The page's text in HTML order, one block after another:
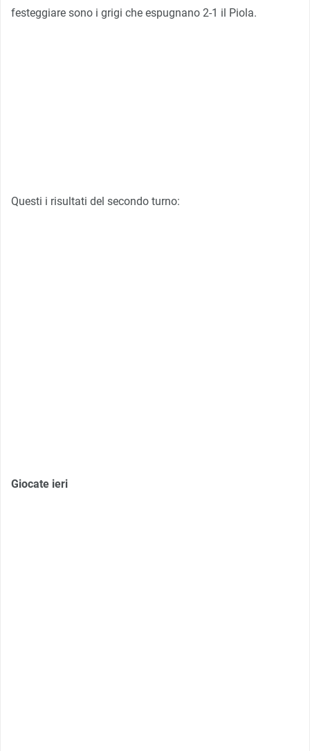
festeggiare sono i grigi che espugnano 2-1 il Piola.
Questi i risultati del secondo turno:
Giocate ieri